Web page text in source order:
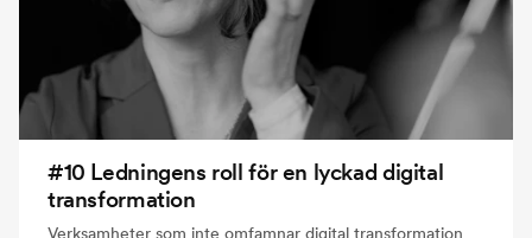
#10 Ledningens roll för en lyckad digital
transformation
Verksamheter som inte omfamnar digital transformation